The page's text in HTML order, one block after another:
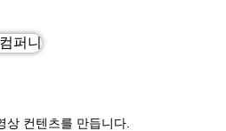
상 컨텐츠를 만듭니다.